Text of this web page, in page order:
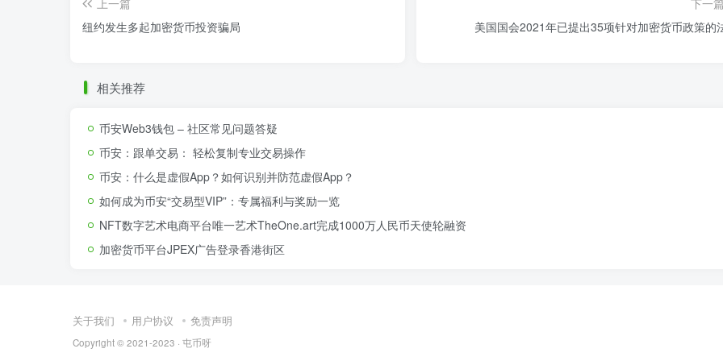
纽约发生多起加密货币投资骗局
美国国会2021年已提出35项针对加密货币政策的
相关推荐
币安Web3钱包 – 社区常见问题答疑
币安：跟单交易： 轻松复制专业交易操作
币安：什么是虚假App？如何识别并防范虚假App？
如何成为币安“交易型VIP”：专属福利与奖励一览
NFT数字艺术电商平台唯一艺术TheOne.art完成1000万人民币天使轮融资
加密货币平台JPEX广告登录香港街区
关于我们 用户协议 免责声明
Copyright © 2021-2023 · 屯币呀